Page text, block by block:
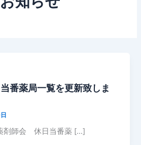
番薬局一覧を更新致しま
剤師会 休日当番薬 […]